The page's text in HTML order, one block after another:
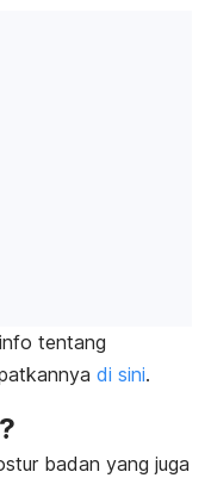
tentang
di sini.
badan yang juga